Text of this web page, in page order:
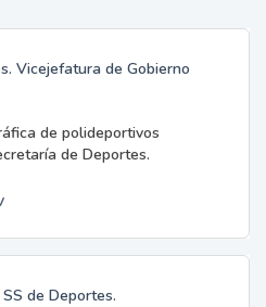
Vicejefatura de Gobierno
de polideportivos
de Deportes.
de Deportes.